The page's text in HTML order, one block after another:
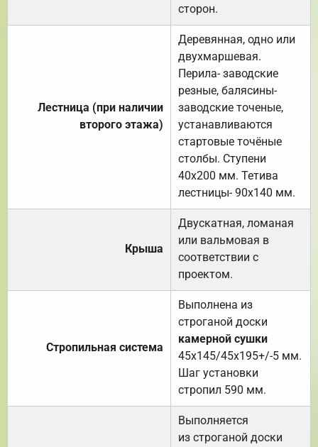
сторон.
Лестница (при наличии
второго этажа)
Деревянная, одно или
двухмаршевая.
Перила- заводские
резные, балясины-
заводские точеные,
устанавливаются
стартовые точёные
столбы. Ступени
40х200 мм. Тетива
лестницы- 90х140 мм.
Крыша
Двускатная, ломаная
или вальмовая в
соответствии с
проектом.
Стропильная система
Выполнена из
строганой доски
камерной сушки
45х145/45х195+/-5 мм.
Шаг установки
стропил 590 мм.
Выполняется
из строганой доски